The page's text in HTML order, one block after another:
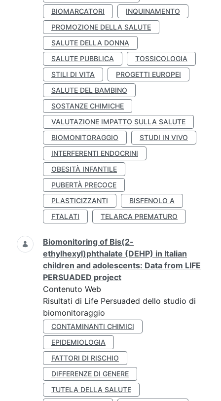
BIOMARCATORI
INQUINAMENTO
PROMOZIONE DELLA SALUTE
SALUTE DELLA DONNA
SALUTE PUBBLICA
TOSSICOLOGIA
STILI DI VITA
PROGETTI EUROPEI
SALUTE DEL BAMBINO
SOSTANZE CHIMICHE
VALUTAZIONE IMPATTO SULLA SALUTE
BIOMONITORAGGIO
STUDI IN VIVO
INTERFERENTI ENDOCRINI
OBESITÀ INFANTILE
PUBERTÀ PRECOCE
PLASTICIZZANTI
BISFENOLO A
FTALATI
TELARCA PREMATURO
Biomonitoring of Bis(2-
ethylhexyl)phthalate (DEHP) in Italian
children and adolescents: Data from LIFE
PERSUADED project
Contenuto Web
Risultati di Life Persuaded dello studio di
biomonitoraggio
CONTAMINANTI CHIMICI
EPIDEMIOLOGIA
FATTORI DI RISCHIO
DIFFERENZE DI GENERE
TUTELA DELLA SALUTE